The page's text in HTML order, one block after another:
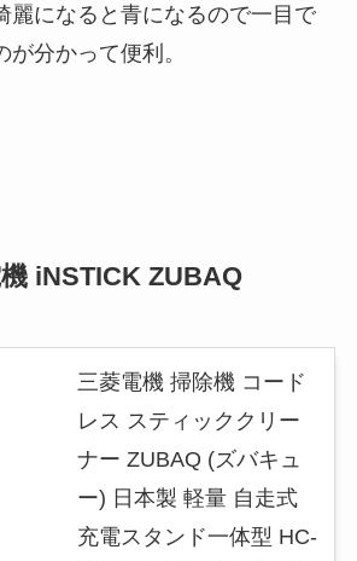
麗になると青になるので一目で
が分かって便利。
iNSTICK ZUBAQ
三菱電機 掃除機 コード
レス スティッククリー
ナー ZUBAQ (ズバキュ
ー) 日本製 軽量 自走式
充電スタンド一体型 HC-